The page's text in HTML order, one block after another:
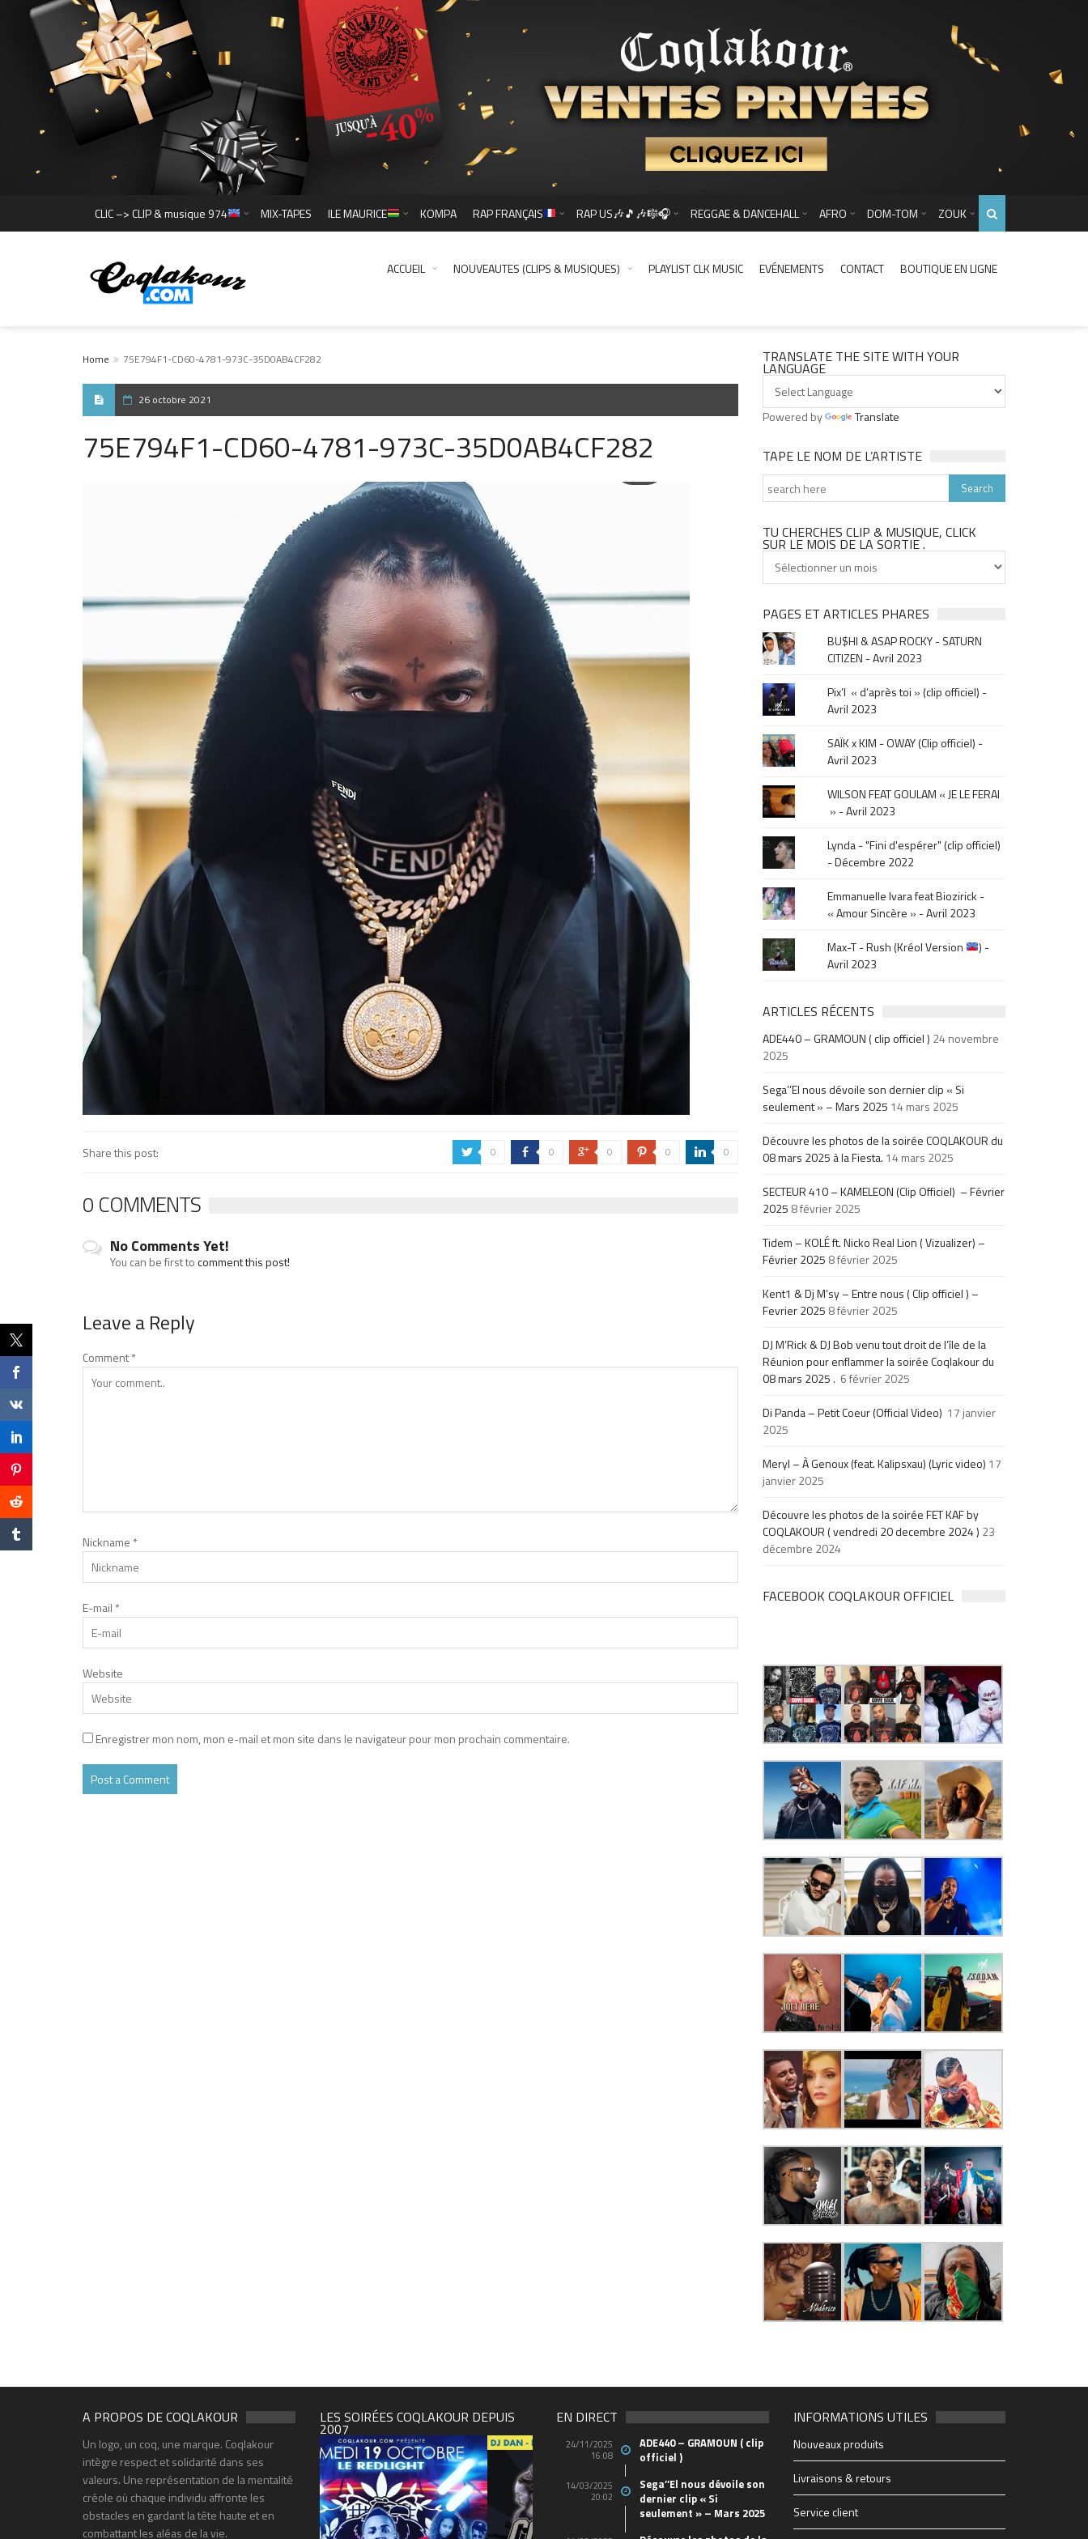
CLIC –> CLIP & musique 974 MIX-TAPES ILE MAURICE KOMPA RAP FRANÇAIS RAP US🎶🎵🎶🎼🎧 REGGAE & DANCEHALL AFRO DOM-TOM ZOUK
ACCUEIL NOUVEAUTES (CLIPS & MUSIQUES) PLAYLIST CLK MUSIC EVÉNEMENTS CONTACT BOUTIQUE EN LIGNE
Home 75E794F1-CD60-4781-973C-35D0AB4CF282
26 octobre 2021
75E794F1-CD60-4781-973C-35D0AB4CF282
Share this post: a 0 b 0 c 0 d 0 j 0
0 COMMENTS
No Comments Yet!
You can be first tocomment this post!
Leave a Reply
Comment*
Nickname *
E-mail *
Website
Enregistrer mon nom, mon e-mail et mon site dans le navigateur pour mon prochain commentaire.
TRANSLATE THE SITE WITH YOUR
LANGUAGE
Powered by Translate
TAPE LE NOM DE L’ARTISTE
TU CHERCHES CLIP & MUSIQUE, CLICK
SUR LE MOIS DE LA SORTIE .
cherches
&
musique,
click
sur
le
mois
de
la
sortie
.
PAGES ET ARTICLES PHARES
BU$HI & ASAP ROCKY - SATURN
CITIZEN - Avril 2023
Pix’l « d’après toi » (clip officiel) -
Avril 2023
SAÏK x KIM - OWAY (Clip officiel) -
Avril 2023
WILSON FEAT GOULAM « JE LE FERAI
» - Avril 2023
Lynda - "Fini d'espérer" (clip officiel)
- Décembre 2022
Emmanuelle Ivara feat Biozirick -
« Amour Sincère » - Avril 2023
Max-T - Rush (Kréol Version
) -
Avril 2023
ARTICLES RÉCENTS
ADE440 – GRAMOUN ( clip officiel ) 24 novembre
2025
Sega’’El nous dévoile son dernier clip « Si
seulement » – Mars 2025 14 mars 2025
Découvre les photos de la soirée COQLAKOUR du
08 mars 2025 à la Fiesta. 14 mars 2025
SECTEUR 410 – KAMELEON (Clip Officiel) – Février
2025 8 février 2025
Tidem – KOLÉ ft. Nicko Real Lion ( Vizualizer) –
Février 2025 8 février 2025
Kent1 & Dj M’sy – Entre nous ( Clip officiel ) –
Fevrier 2025 8 février 2025
DJ M’Rick & DJ Bob venu tout droit de l’île de la
Réunion pour enflammer la soirée Coqlakour du
08 mars 2025 . 6 février 2025
Di Panda – Petit Coeur (Official Video) 17 janvier
2025
Meryl – À Genoux (feat. Kalipsxau) (Lyric video) 17
janvier 2025
Découvre les photos de la soirée FET KAF by
COQLAKOUR ( vendredi 20 decembre 2024 ) 23
décembre 2024
FACEBOOK COQLAKOUR OFFICIEL
A PROPOS DE COQLAKOUR
Un logo, un coq, une marque. Coqlakour
intègre respect et solidarité dans ses
valeurs. Une représentation de la mentalité
créole où chaque individu affronte les
obstacles en gardant la tête haute et en
combattant les aléas de la vie.
LES SOIRÉES COQLAKOUR DEPUIS
2007
EN DIRECT
24/11/2025
16:08
ADE440 – GRAMOUN ( clip
officiel )
14/03/2025
20:02
Sega’’El nous dévoile son
dernier clip « Si
seulement » – Mars 2025
INFORMATIONS UTILES
Nouveaux produits
Livraisons & retours
Service client